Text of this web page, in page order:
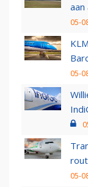
aan
05-
05-
05-